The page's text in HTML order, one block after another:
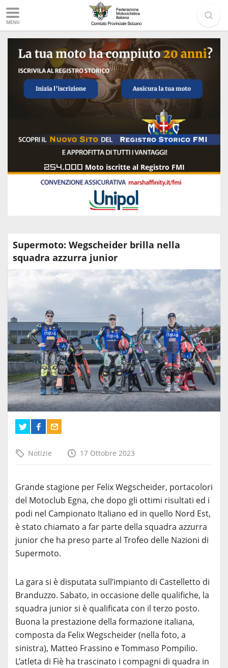
MENU
254.000 Moto iscritte al Registro FMI
Supermoto: Wegscheider brilla nella
squadra azzurra junior
Notizie 17 Ottobre 2023
Grande stagione per Felix Wegscheider, portacolori
del Motoclub Egna, che dopo gli ottimi risultati ed i
podi nel Campionato Italiano ed in quello Nord Est,
è stato chiamato a far parte della squadra azzurra
junior che ha preso parte al Trofeo delle Nazioni di
Supermoto.
La gara si è disputata sull’impianto di Castelletto di
Branduzzo. Sabato, in occasione delle qualifiche, la
squadra junior si è qualificata con il terzo posto.
Buona la prestazione della formazione italiana,
composta da Felix Wegscheider (nella foto, a
sinistra), Matteo Frassino e Tommaso Pompilio.
L’atleta di Fiè ha trascinato i compagni di quadra in